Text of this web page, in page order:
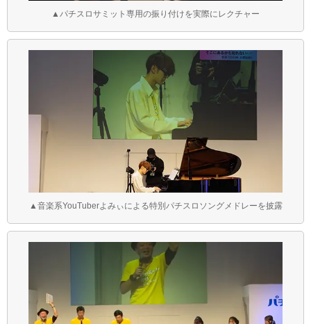
▲パチスロサミット専用の振り付けを実際にレクチャー
▲音楽系YouTuberよみぃによる特別パチスロソングメドレーを披露